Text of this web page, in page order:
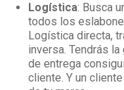
Logística: Busca
todos los
Logística directa,
inversa. Tendrás
de entrega
cliente. Y un